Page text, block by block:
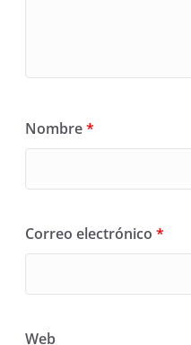
Nombre*
Correo electrónico*
Web